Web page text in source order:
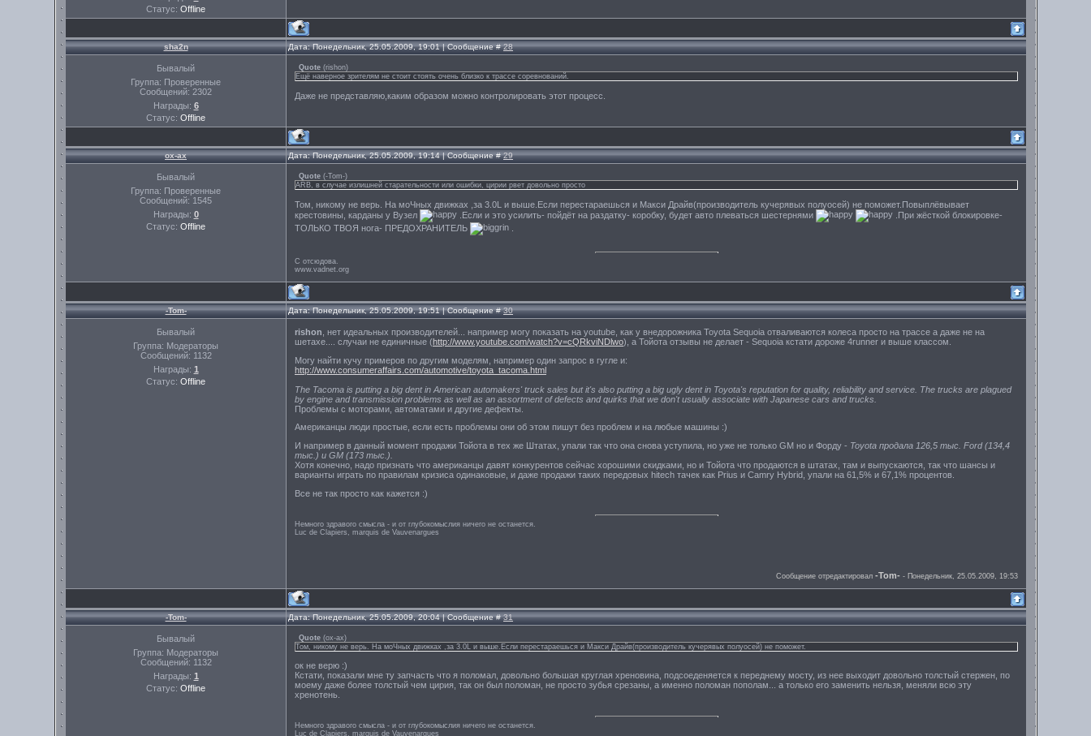
Статус: Offline
sha2n Дата: Понедельник, 25.05.2009, 19:01 | Сообщение #28
Бывалый
Группа: Проверенные
Сообщений: 2302
Награды: 6
Статус: Offline
Quote (rishon)
Ещё наверное зрителям не стоит стоять очень близко к трассе соревнований.
Даже не представляю,каким образом можно контролировать этот процесс.
ох-ах Дата: Понедельник, 25.05.2009, 19:14 | Сообщение #29
Бывалый
Группа: Проверенные
Сообщений: 1545
Награды: 0
Статус: Offline
Quote (-Tom-)
ARB, в случае излишней старательности или ошибки, цирии рвет довольно просто
Том, никому не верь. На моЧных движках ,за 3.0L и выше.Если перестараешься и Макси Драйв(производитель кучерявых полуосей) не поможет.Повыплёвывает
крестовины, карданы у Вузел
.Если и это усилить- пойдёт на раздатку- коробку, будет авто плеваться шестернями
.При жёсткой блокировке-
ТОЛЬКО ТВОЯ нога- ПРЕДОХРАНИТЕЛЬ
С отсюдова.
www.vadnet.org
-Tom- Дата: Понедельник, 25.05.2009, 19:51 | Сообщение #30
Бывалый
Группа: Модераторы
Сообщений: 1132
Награды: 1
Статус: Offline
rishon , нет идеальных производителей... например могу показать на youtube, как у внедорожника Toyota Sequoia отваливаются колеса просто на трассе а даже не на
шетахе.... случаи не единичные (http://www.youtube.com/watch?v=cQRkviNDlwo), а Тойота отзывы не делает - Sequoia кстати дороже 4runner и выше классом.
Могу найти кучу примеров по другим моделям, например один запрос в гугле и:
http://www.consumeraffairs.com/automotive/toyota_tacoma.html
The Tacoma is putting a big dent in American automakers' truck sales but it's also putting a big ugly dent in Toyota's reputation for quality, reliability and service. The trucks are plagued
by engine and transmission problems as well as an assortment of defects and quirks that we don't usually associate with Japanese cars and trucks.
Проблемы с моторами, автоматами и другие дефекты.
Американцы люди простые, если есть проблемы они об этом пишут без проблем и на любые машины :)
И например в данный момент продажи Тойота в тех же Штатах, упали так что она снова уступила, но уже не только GM но и Форду - Toyota продала 126,5 тыс. Ford (134,4
тыс.) и GM (173 тыс.).
Хотя конечно, надо признать что американцы давят конкурентов сейчас хорошими скидками, но и Тойота что продаются в штатах, там и выпускаются, так что шансы и
варианты играть по правилам кризиса одинаковые, и даже продажи таких передовых hitech тачек как Prius и Camry Hybrid, упали на 61,5% и 67,1% процентов.
Все не так просто как кажется :)
Немного здравого смысла - и от глубокомыслия ничего не останется.
Luc de Clapiers, marquis de Vauvenargues
Сообщение отредактировал -Tom- - Понедельник, 25.05.2009, 19:53
-Tom- Дата: Понедельник, 25.05.2009, 20:04 | Сообщение #31
Бывалый
Группа: Модераторы
Сообщений: 1132
Награды: 1
Статус: Offline
Quote (ох-ах)
Том, никому не верь. На моЧных движках ,за 3.0L и выше.Если перестараешься и Макси Драйв(производитель кучерявых полуосей) не поможет.
ок не верю :)
Кстати, показали мне ту запчасть что я поломал, довольно большая круглая хреновина, подсоеденяется к переднему мосту, из нее выходит довольно толстый стержен, по
моему даже более толстый чем цирия, так он был поломан, не просто зубья срезаны, а именно поломан пополам... а только его заменить нельзя, меняли всю эту
хренотень.
Немного здравого смысла - и от глубокомыслия ничего не останется.
Luc de Clapiers, marquis de Vauvenargues